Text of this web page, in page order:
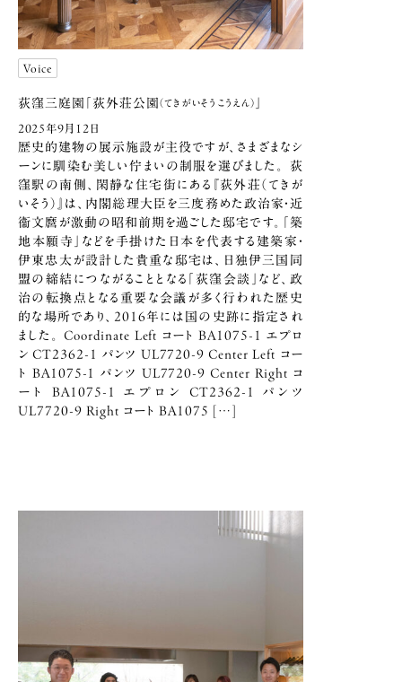
Voice
荻窪三庭園「荻外荘公園（てきがいそうこうえん）
2025年9月12日
歴史的建物の展示施設が主役ですが、さまざまなシ
ーンに馴染む美しい佇まいの制服を選びました。 荻
窪駅の南側、閑静な住宅街にある『荻外荘（てきが
いそう）』は、内閣総理大臣を三度務めた政治家・近
衞文麿が激動の昭和前期を過ごした邸宅です。「築
地本願寺」などを手掛けた日本を代表する建築家・
伊東忠太が設計した貴重な邸宅は、日独伊三国同
盟の締結につながることとなる「荻窪会談」など、政
治の転換点となる重要な会議が多く行われた歴史
的な場所であり、2016年には国の史跡に指定され
ました。 Coordinate Left コート BA1075-1 エプロ
ン CT2362-1 パンツ UL7720-9 Center Left コー
ト BA1075-1 パンツ UL7720-9 Center Right コ
ート BA1075-1 エプロン CT2362-1 パンツ
UL7720-9 Right コート BA1075 […]